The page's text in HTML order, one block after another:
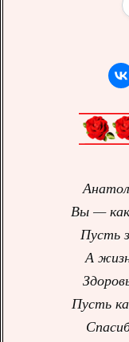
Вы — как
Пусть
А
Пусть